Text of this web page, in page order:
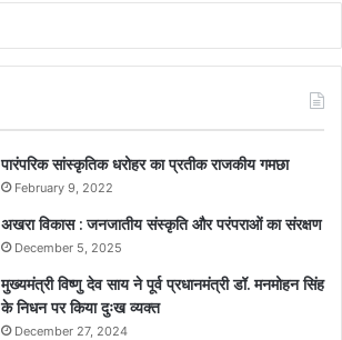
​​​​​​​पारंपरिक सांस्कृतिक धरोहर का प्रतीक राजकीय गमछा
February 9, 2022
अखरा विकास : जनजातीय संस्कृति और परंपराओं का संरक्षण
December 5, 2025
मुख्यमंत्री विष्णु देव साय ने पूर्व प्रधानमंत्री डॉ. मनमोहन सिंह
के निधन पर किया दुःख व्यक्त
December 27, 2024